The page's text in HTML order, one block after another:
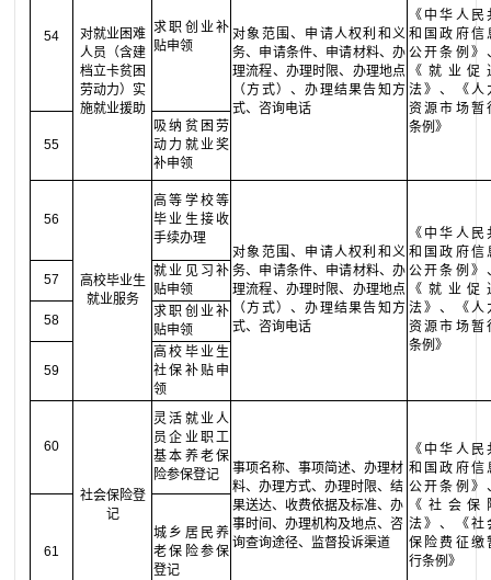
54
对就业困难
人员（含建
档立卡贫困
劳动力）实
施就业援助
求职创业补
贴申领
对象范围、申请人权利和义
务、申请条件、申请材料、办
理流程、办理时限、办理地点
（方式）、办理结果告知方
式、咨询电话
《中华人民
和国政府信
公开条例》
《就业促
法》、《人
资源市场暂
条例》
55
吸纳贫困劳
动力就业奖
补申领
56
高校毕业生
就业服务
高等学校等
毕业生接收
手续办理
对象范围、申请人权利和义
务、申请条件、申请材料、办
理流程、办理时限、办理地点
（方式）、办理结果告知方
式、咨询电话
《中华人民
和国政府信
公开条例》
《就业促
法》、《人
资源市场暂
条例》
57
就业见习补
贴申领
58
求职创业补
贴申领
59
高校毕业生
社保补贴申
领
60
社会保险登
记
灵活就业人
员企业职工
基本养老保
险参保登记
事项名称、事项简述、办理材
料、办理方式、办理时限、结
果送达、收费依据及标准、办
事时间、办理机构及地点、咨
询查询途径、监督投诉渠道
《中华人民
和国政府信
公开条例》
《社会保
法》、《社
保险费征缴
行条例》
61
城乡居民养
老保险参保
登记